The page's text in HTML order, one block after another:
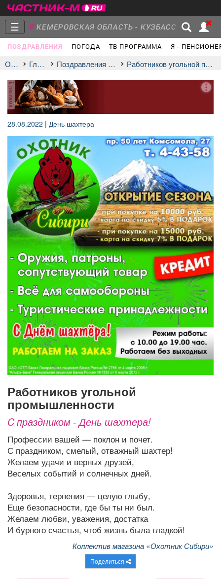
☰ КЕМЕРОВСКАЯ ОБЛАСТЬ - КУЗБАСС
ПОЗДРАВЛЕНИЯ ПОГОДА ТВ ПРОГРАММА
Я -
Главная
Объявления Недвижимость Услуги
Работа Транспорт Компании
Афиша Обучение Проекты
Поздравления Погода
ТВ программа Я - пенсионер
Отдых Главная Поздравления и праздники Работников угольной промышленности
реклама
28.08.2022 | День шахтера
Работников угольной
промышленности
C праздником - День шахтера!
Профессии вашей — поклон и почет.
С праздником, смелый, отважный шахтер!
Желаем удачи и верных друзей,
Веселых событий и солнечных дней.
Здоровья, терпения — целую глыбу,
Еще безопасности, где бы ты ни был.
Желаем любви, уважения, достатка
И бурного счастья, чтоб жизнь была гладкой!
Коллектив магазина «Охотник Сибири»
Поделиться